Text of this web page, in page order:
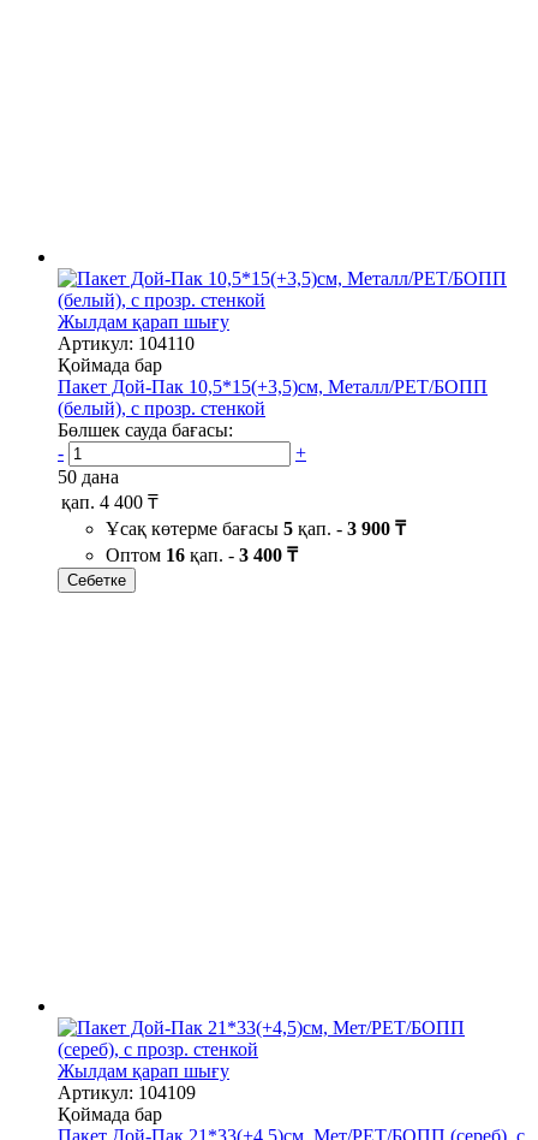
Жылдам қарап шығу
Артикул: 104110
Қоймада бар
Пакет Дой-Пак 10,5*15(+3,5)см, Металл/PET/БОПП
(белый), с прозр. стенкой
Бөлшек сауда бағасы:
-
+
50 дана
қап. 4 400 ₸
Ұсақ көтерме бағасы 5 қап. - 3 900 ₸
Оптом 16 қап. - 3 400 ₸
Себетке
Жылдам қарап шығу
Артикул: 104109
Қоймада бар